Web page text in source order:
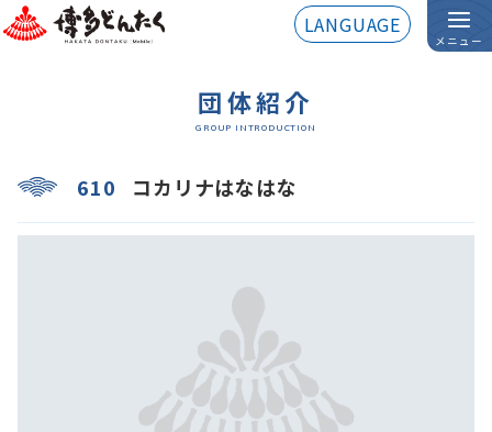
LANGUAGE
メニュー
団体紹介
GROUP INTRODUCTION
610 コカリナはなはな